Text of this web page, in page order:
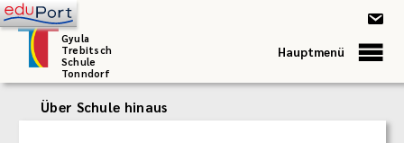
Gyula
Trebitsch
Schule
Tonndorf
Hauptmenü
Über Schule hinaus